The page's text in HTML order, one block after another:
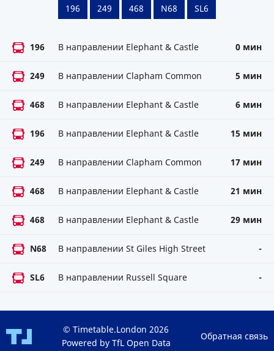
196 249 468 N68 SL6
196 В направлении Elephant & Castle 0 мин
249 В направлении Clapham Common 5 мин
468 В направлении Elephant & Castle 6 мин
196 В направлении Elephant & Castle 15 мин
249 В направлении Clapham Common 17 мин
468 В направлении Elephant & Castle 21 мин
468 В направлении Elephant & Castle 29 мин
N68 В направлении St Giles High Street -
SL6 В направлении Russell Square -
© Timetable.London 2026
Powered by TfL Open Data
Обратная связь